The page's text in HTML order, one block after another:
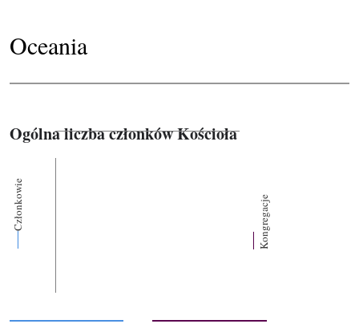
Oceania
Ogólna liczba członków Kościoła
Członkowie Kongregacje